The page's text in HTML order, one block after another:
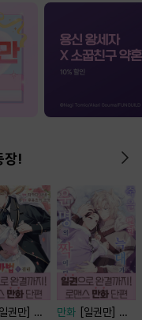
장!
[일권만] 매
만화
[일권만] 죽